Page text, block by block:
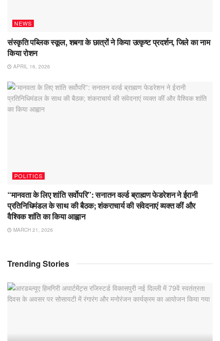
NEWS
संस्कृति पब्लिक स्कूल, शबगा के छात्रों ने किया उत्कृष्ट प्रदर्शन, जिले का नाम
किया रोशन
APRIL 16, 2026
POLITICS
“मानवता के लिए शांति सर्वोपरि”: सनातन वर्ल्ड ब्राह्मण फेडरेशन ने ईरानी
प्रतिनिधिमंडल के साथ की बैठक; शंकराचार्य की संवेदनाएं व्यक्त कीं और
वैश्विक शांति का किया आह्वान
MARCH 21, 2026
Trending Stories